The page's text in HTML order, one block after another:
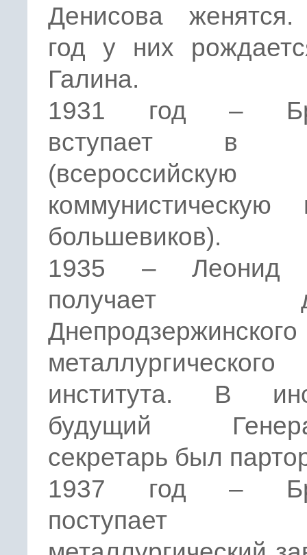
Денисова
год у них
Галина.
1931 год –
вступает в
(всероссийскую
коммунистическую
большевиков).
1935 – Леонид
получает
Днепродзержинского
металлургического
института. В
будущий
секретарь был
1937 год –